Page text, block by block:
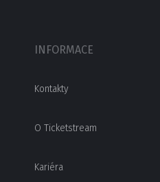
INFORMACE
Kontakty
O Ticketstream
Kariéra